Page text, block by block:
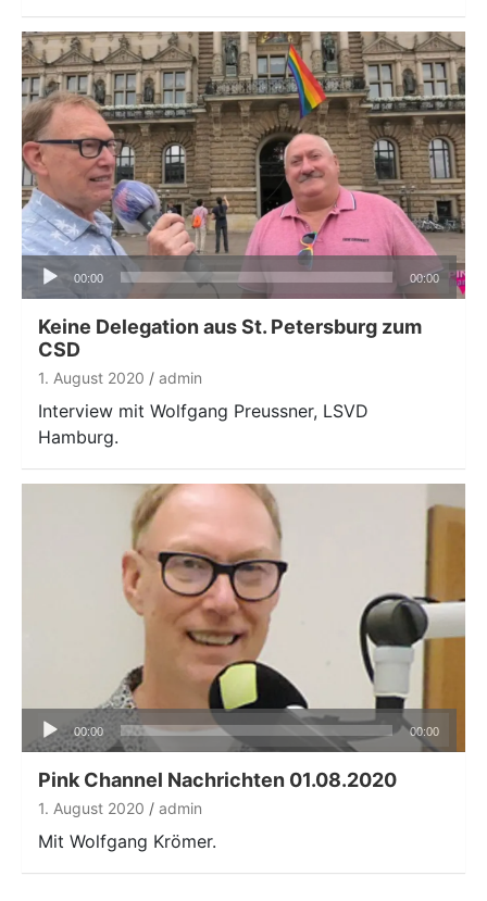
Audio-
Player
00:00 00:00
Keine Delegation aus St. Petersburg zum
CSD
1. August 2020 admin
Interview mit Wolfgang Preussner, LSVD
Hamburg.
Audio-
Player
00:00 00:00
Pink Channel Nachrichten 01.08.2020
1. August 2020 admin
Mit Wolfgang Krömer.